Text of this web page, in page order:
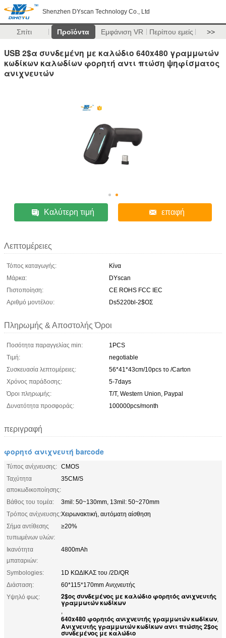
Shenzhen DYscan Technology Co., Ltd
Σπίτι Προϊόντα Εμφάνιση VR Περίπου εμείς >>
USB 2$α συνδεμένη με καλώδιο 640x480 γραμμωτών
κωδίκων καλωδίων φορητή αντι πτώση ψηφίσματος
ανιχνευτών
Καλύτερη τιμή επαφή
Λεπτομέρειες
Τόπος καταγωγής:
Κίνα
Μάρκα:
DYscan
Πιστοποίηση:
CE ROHS FCC IEC
Αριθμό μοντέλου:
Ds5220bl-2$ΟΣ
Πληρωμής & Αποστολής Όροι
Ποσότητα παραγγελίας min:
1PCS
Τιμή:
negotiable
Συσκευασία λεπτομέρειες:
56*41*43cm/10pcs το /Carton
Χρόνος παράδοσης:
5-7days
Όροι πληρωμής:
T/T, Western Union, Paypal
Δυνατότητα προσφοράς:
100000pcs/month
περιγραφή
φορητό ανιχνευτή barcode
Τύπος ανίχνευσης: CMOS
Ταχύτητα
αποκωδικοποίησης:
35CM/S
Βάθος του τομέα:
3mil: 50~130mm, 13mil: 50~270mm
Τρόπος ανίχνευσης:Χειρωνακτική, αυτόματη αίσθηση
Σήμα αντίθεσης
τυπωμένων υλών:
≥20%
Ικανότητα
μπαταριών:
4800mAh
Symbologies:
1D ΚΩΔΙΚΑΣ του /2D/QR
Διάσταση:
60*115*170mm Ανιχνευτής
Υψηλό φως:
2$ος συνδεμένος με καλώδιο φορητός ανιχνευτής
γραμμωτών κωδίκων
,
640x480 φορητός ανιχνευτής γραμμωτών κωδίκων,
Ανιχνευτής γραμμωτών κωδίκων αντι πτώσης 2$ος
συνδεμένος με καλώδιο